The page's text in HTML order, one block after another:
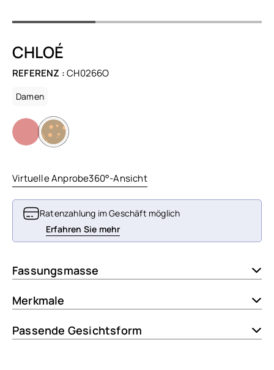
CHLOÉ
REFERENZ :CH0266O
Damen
Virtuelle Anprobe360°-Ansicht
Ratenzahlung im Geschäft möglich
Erfahren Sie mehr
Fassungsmasse
Merkmale
Passende Gesichtsform